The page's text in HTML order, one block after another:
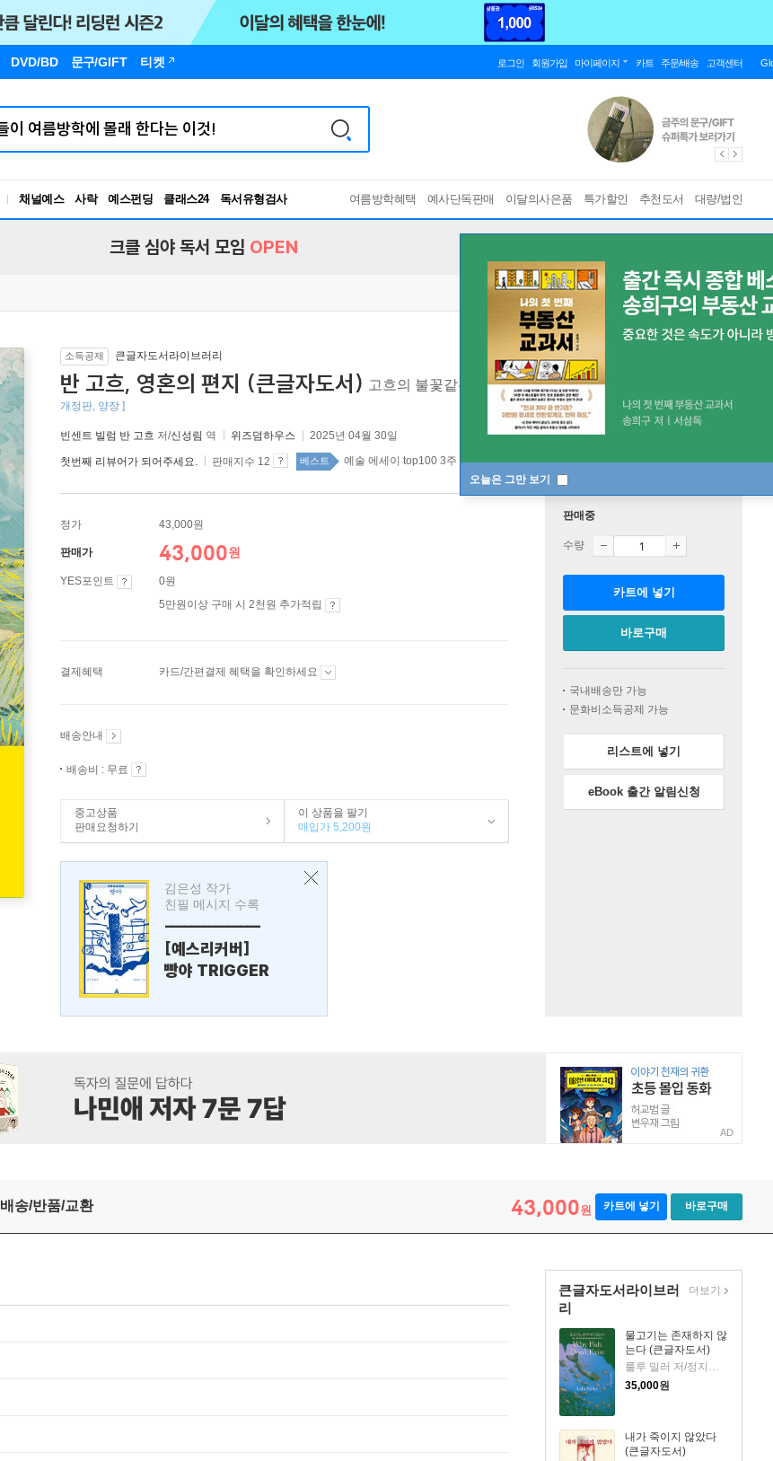
DVD/BD 문구/GIFT 티켓 로그인 회원가입 마이페이지 카트 주문/배송 고객센터
채널예스 사락 예스펀딩 클래스24
독서유형검사
RBTI Lab
여름방학혜택 예사단독판매 이달의사은품 특가할인 추천도서 대량/법인
오늘은 그만 보기
크클 심야 독서 모임 OPEN
소득공제 큰글자도서라이브러리
반 고흐, 영혼의 편지 (큰글자도서) 고흐의 불꽃같은 열망과 고독한 내면의 기록
개정판, 양장 ]
빈센트 빌럼 반 고흐 저/신성림 역 위즈덤하우스 2025년 04월 30일
첫번째 리뷰어가 되어주세요. 판매지수 12 베스트 예술 에세이 top100 3주
정가 43,000원
판매가 43,000원
YES포인트
0원
5만원이상 구매 시 2천원 추가적립
결제혜택 카드/간편결제 혜택을 확인하세요
배송안내
배송비 : 무료
중고상품
판매요청하기
이 상품을 팔기
매입가 5,200원
김은성 작가
친필 메시지 수록
---------------
[예스리커버]
빵야 TRIGGER
판매중
수량
카트에 넣기
바로구매
국내배송만 가능
문화비소득공제 가능
리스트에 넣기
eBook 출간 알림신청
AD
배송/반품/교환 43,000원 카트에 넣기 바로구매
큰글자도서라이브러
리
물고기는 존재하지 않
는다 (큰글자도서)
룰루 밀러 저/정지인 역
35,000원
내가 죽이지 않았다
(큰글자도서)
더보기